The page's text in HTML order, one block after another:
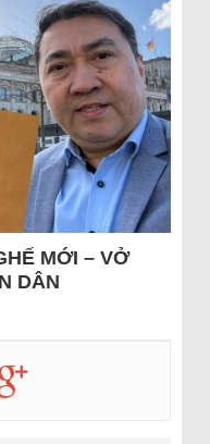
MỚI – VỞ
DÂN